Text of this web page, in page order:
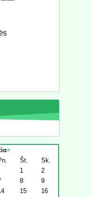
>
Št.
Sk.
1
2
8
9
15
16